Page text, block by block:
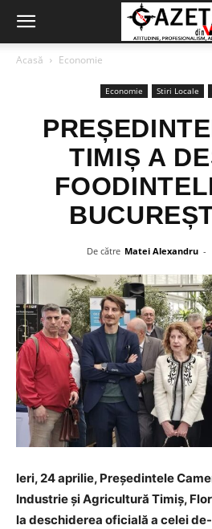
Acasă Economie
Economie Stiri Locale
TIMIȘ A
De către Matei Alexandru -
Ieri, 24 aprilie, Președintele
Industrie și Agricultură Timiș,
la deschiderea oficială a celei